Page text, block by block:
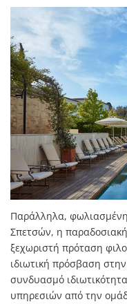
Παράλληλα,
Σπετσών, η παραδοσιακή
ξεχωριστή πρόταση
ιδιωτική πρόσβαση
συνδυασμό
υπηρεσιών από την